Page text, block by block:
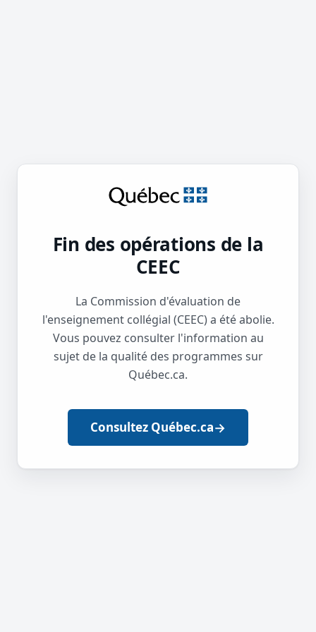
Fin des opérations de la
CEEC
La Commission d'évaluation de
l'enseignement collégial (CEEC) a été abolie.
Vous pouvez consulter l'information au
sujet de la qualité des programmes sur
Québec.ca.
Consultez Québec.ca→